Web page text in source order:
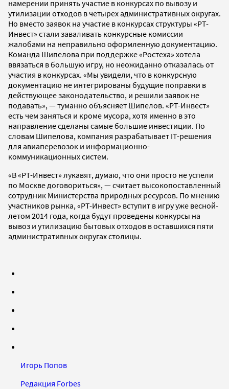
намерении принять участие в конкурсах по вывозу и
утилизации отходов в четырех административных округах.
Но вместо заявок на участие в конкурсах структуры «РТ-
Инвест» стали заваливать конкурсные комиссии
жалобами на неправильно оформленную документацию.
Команда Шипелова при поддержке «Ростеха» хотела
ввязаться в большую игру, но неожиданно отказалась от
участия в конкурсах. «Мы увидели, что в конкурсную
документацию не интегрированы будущие поправки в
действующее законодательство, и решили заявок не
подавать», — туманно объясняет Шипелов. «РТ-Инвест»
есть чем заняться и кроме мусора, хотя именно в это
направление сделаны самые большие инвестиции. По
словам Шипелова, компания разрабатывает IT-решения
для авиаперевозок и информационно-
коммуникационных систем.
«В «РТ-Инвест» лукавят, думаю, что они просто не успели
по Москве договориться», — считает высокопоставленный
сотрудник Министерства природных ресурсов. По мнению
участников рынка, «РТ-Инвест» вступит в игру уже весной-
летом 2014 года, когда будут проведены конкурсы на
вывоз и утилизацию бытовых отходов в оставшихся пяти
административных округах столицы.
Игорь Попов
Редакция Forbes